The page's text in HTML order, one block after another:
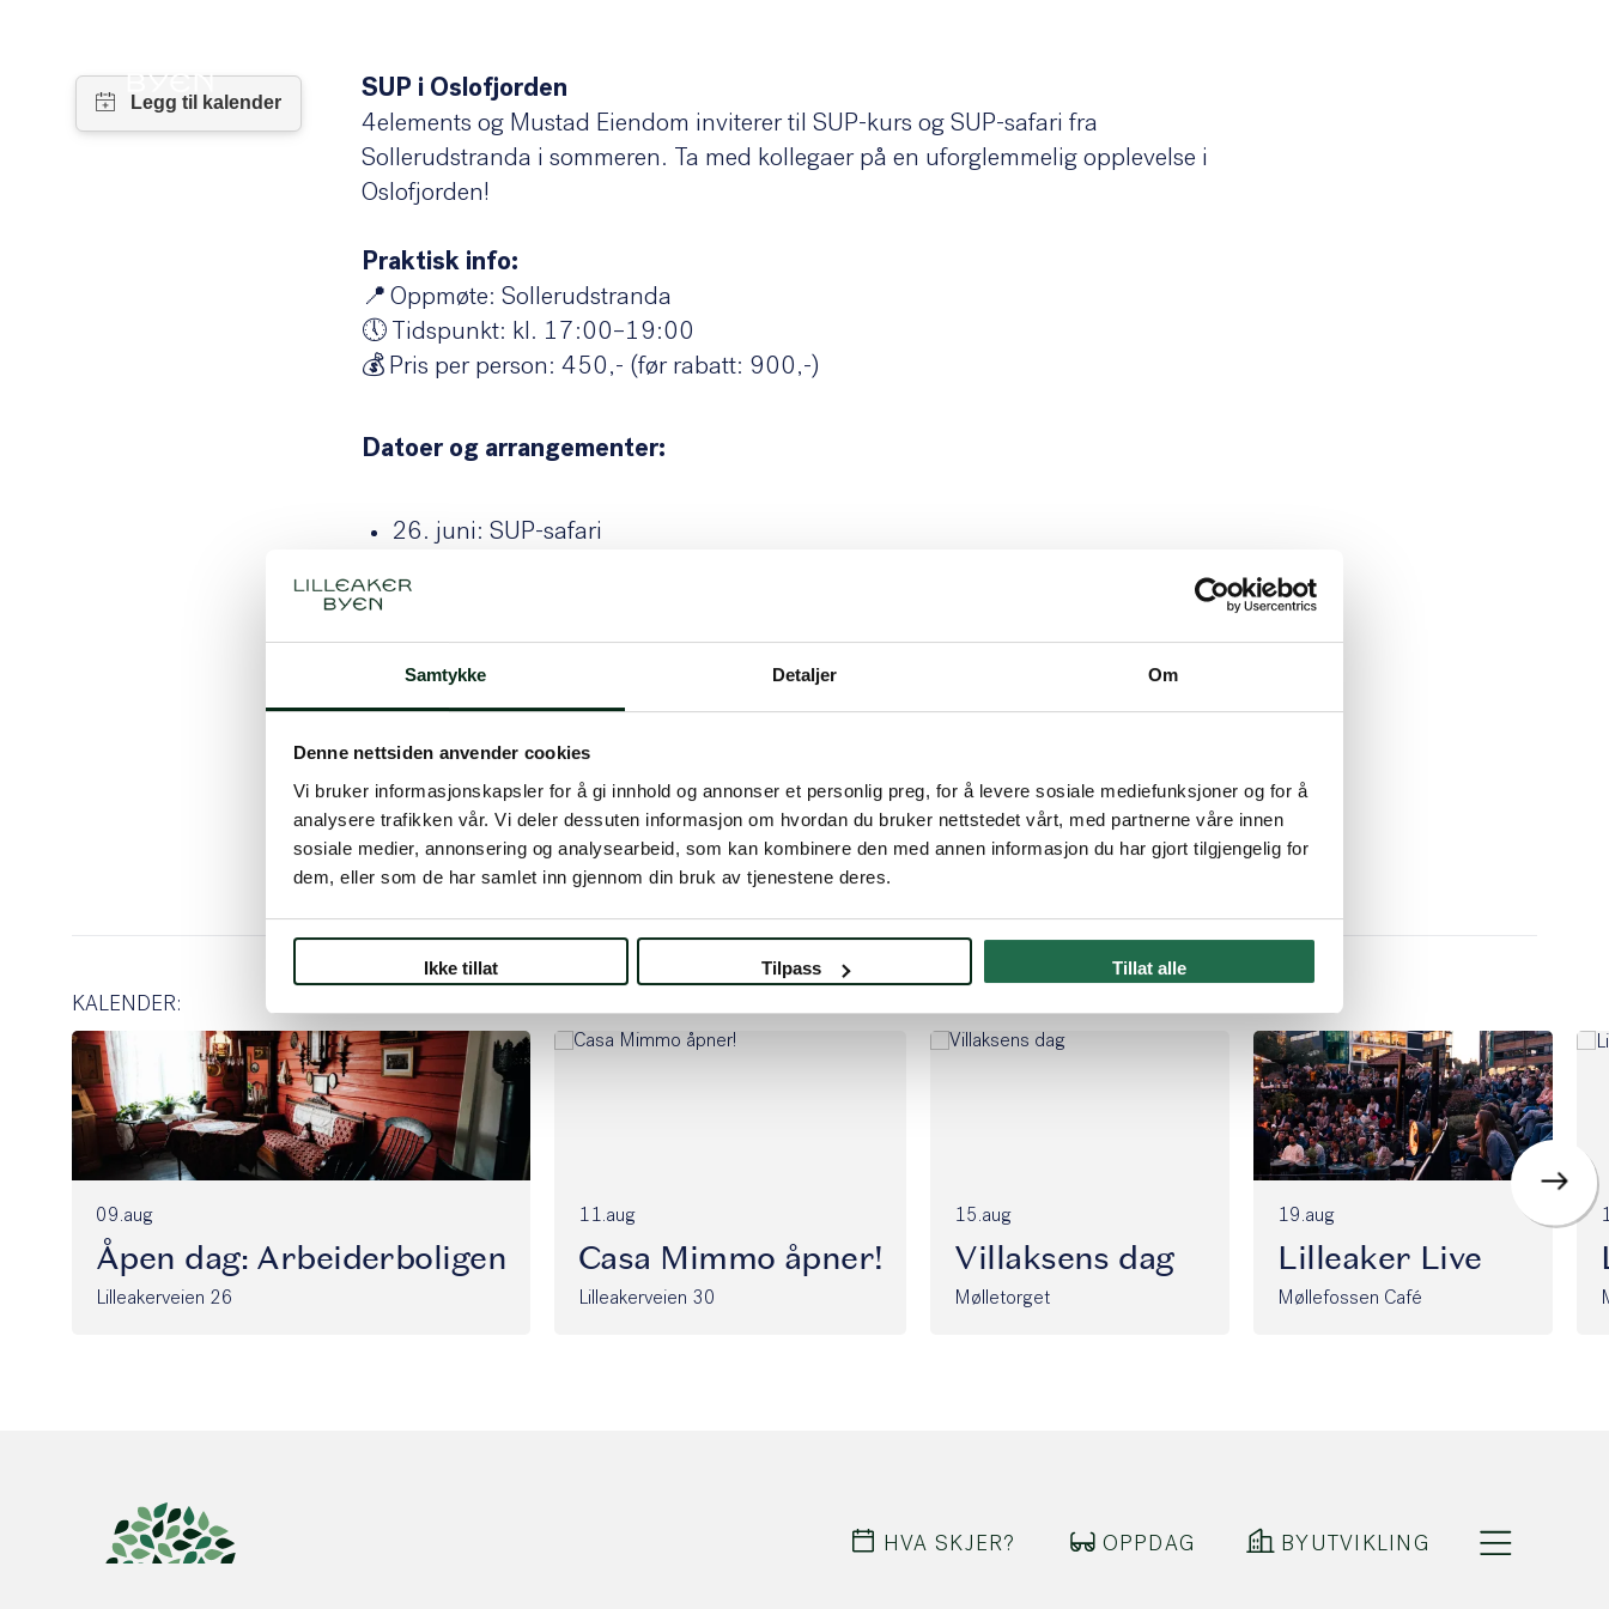
Samtykke Detaljer Om
Denne nettsiden anvender cookies
Vi bruker informasjonskapsler for å gi innhold og annonser et personlig preg, for å levere sosiale mediefunksjoner og for å
analysere trafikken vår. Vi deler dessuten informasjon om hvordan du bruker nettstedet vårt, med partnerne våre innen
sosiale medier, annonsering og analysearbeid, som kan kombinere den med annen informasjon du har gjort tilgjengelig for
dem, eller som de har samlet inn gjennom din bruk av tjenestene deres.
Ikke tillat Tilpass Tillat alle
Hva skjer?
Mustad Eiendom
Se våre ledige lokaler
Selskapslokaler i Lilleakerbyen
Våre planer for Lilleakerbyen:
Reguleringsplan
Prosjekter
Før / etter
SUP i Oslofjorden
4elements og Mustad Eiendom inviterer til SUP-kurs og SUP-safari fra
Sollerudstranda i sommeren. Ta med kollegaer på en uforglemmelig opplevelse i
Oslofjorden!
Praktisk info:
📍 Oppmøte: Sollerudstranda
🕔 Tidspunkt: kl. 17:00–19:00
💰 Pris per person: 450,- (før rabatt: 900,-)
Datoer og arrangementer:
26. juni: SUP-safari
4. september: SUP-kurs
Les mer og se tilgjengelige datoer:
Kurs:https://www.letsreg.com/no/event/sup-
kurs_leietakere_av_mustad_eiendom_2025
Safari:
https://www.letsreg.com/no/event/sup_safari_for_leietakere_hos_mustad_eiendom_2025
KALENDER:
09.aug
Åpen dag: Arbeiderboligen
Lilleakerveien 26
11.aug
Casa Mimmo åpner!
Lilleakerveien 30
15.aug
Villaksens dag
Mølletorget
19.aug
Lilleaker Live
Møllefossen Café
HVA SKJER? OPPDAG BYUTVIKLING